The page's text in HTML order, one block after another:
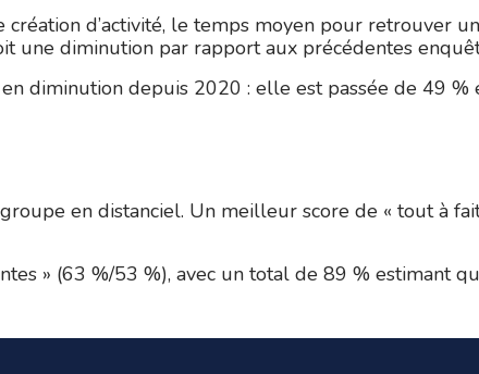
création d’activité, le temps moyen pour retrouver
une diminution par rapport aux précédentes
diminution depuis 2020 : elle est passée de 49
en distanciel. Un meilleur score de « tout à
» (63 %/53 %), avec un total de 89 % estimant